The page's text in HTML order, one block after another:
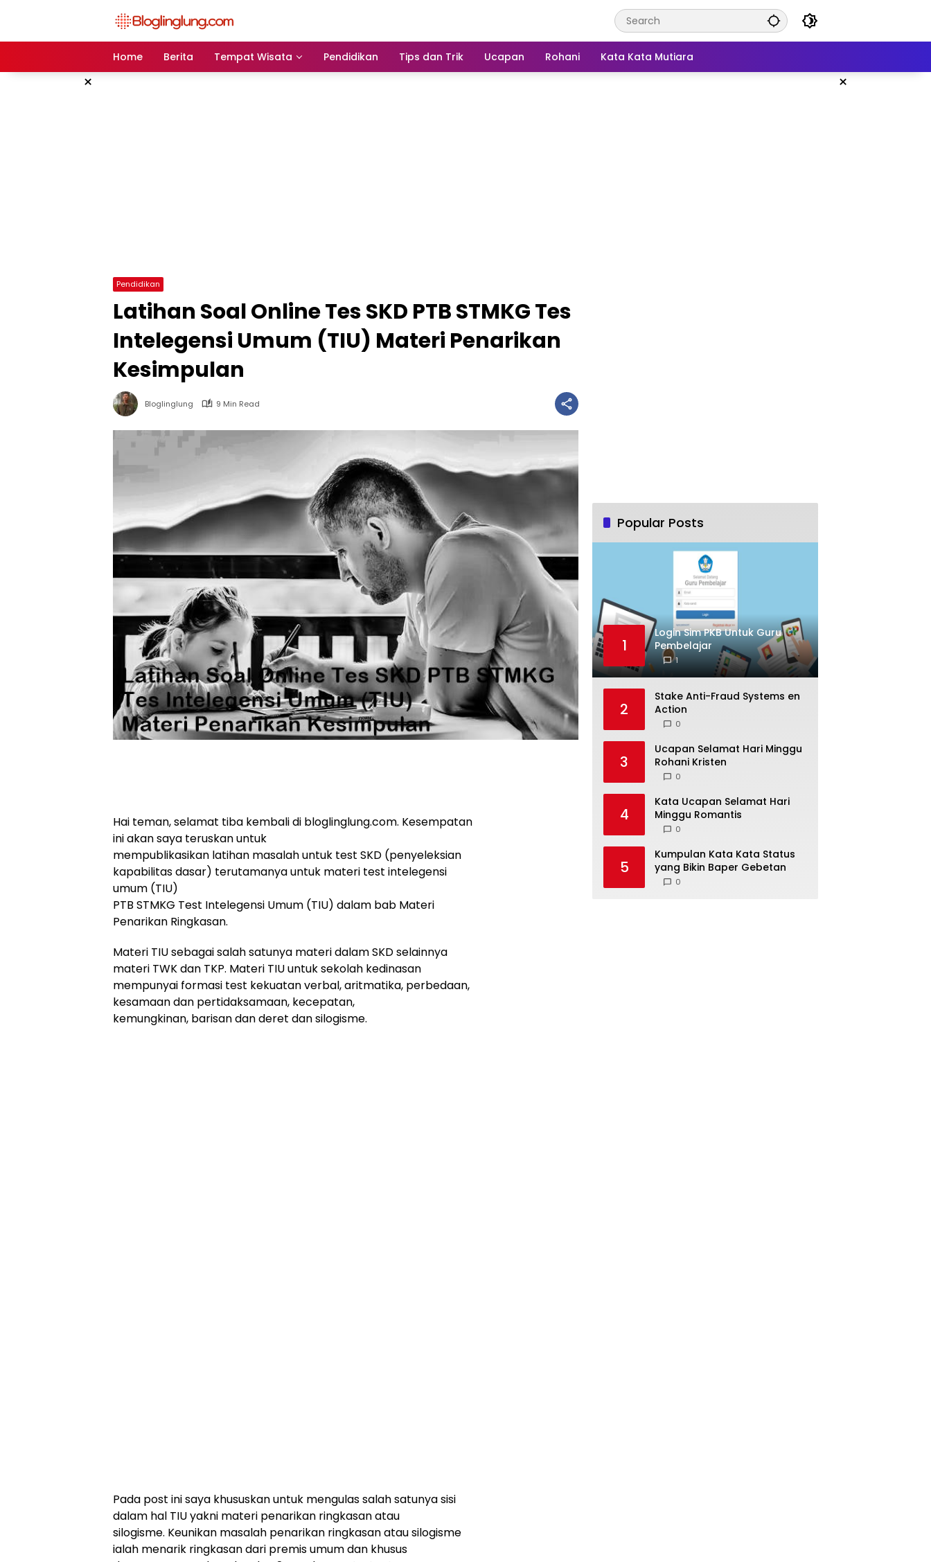
Home
Berita Tempat Wisata Pendidikan Tips dan Trik Ucapan Rohani Kata Kata Mutiara
× ×
Pendidikan
Latihan Soal Online Tes SKD PTB STMKG Tes
Intelegensi Umum (TIU) Materi Penarikan
Kesimpulan
Bloglinglung 9 Min Read
Hai teman, selamat tiba kembali di bloglinglung.com. Kesempatan
ini akan saya teruskan untuk
mempublikasikan latihan masalah untuk test SKD (penyeleksian
kapabilitas dasar) terutamanya untuk materi test intelegensi
umum (TIU)
PTB STMKG Test Intelegensi Umum (TIU) dalam bab Materi
Penarikan Ringkasan.
Materi TIU sebagai salah satunya materi dalam SKD selainnya
materi TWK dan TKP. Materi TIU untuk sekolah kedinasan
mempunyai formasi test kekuatan verbal, aritmatika, perbedaan,
kesamaan dan pertidaksamaan, kecepatan,
kemungkinan, barisan dan deret dan silogisme.
Pada post ini saya khususkan untuk mengulas salah satunya sisi
dalam hal TIU yakni materi penarikan ringkasan atau
silogisme. Keunikan masalah penarikan ringkasan atau silogisme
ialah menarik ringkasan dari premis umum dan khusus
Popular Posts
1
Login Sim PKB Untuk Guru
Pembelajar
1
2
Stake Anti-Fraud Systems en
Action
0
3
Ucapan Selamat Hari Minggu
Rohani Kristen
0
4
Kata Ucapan Selamat Hari
Minggu Romantis
0
5
Kumpulan Kata Kata Status
yang Bikin Baper Gebetan
0